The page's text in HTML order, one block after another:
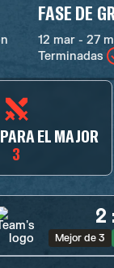
FASE DE
12 mar - 27
Terminadas
EL MAJOR
3
2
Mejor de 3